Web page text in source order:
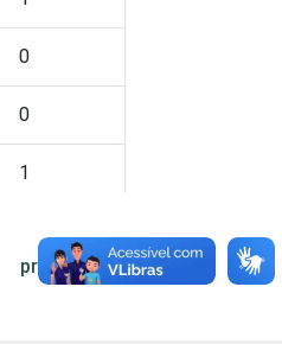
0
0
1
próxima